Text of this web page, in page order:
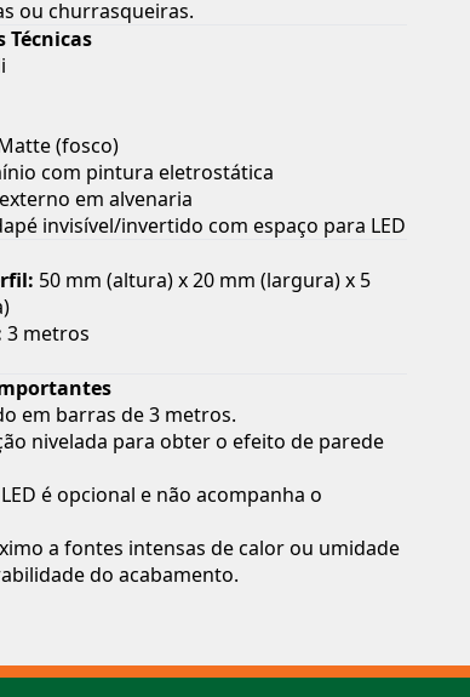
ou churrasqueiras.
Técnicas
(fosco)
com pintura eletrostática
em alvenaria
invisível/invertido com espaço para LED
50 mm (altura) x 20 mm (largura) x 5
3 metros
em barras de 3 metros.
nivelada para obter o efeito de parede
é opcional e não acompanha o
a fontes intensas de calor ou umidade
do acabamento.